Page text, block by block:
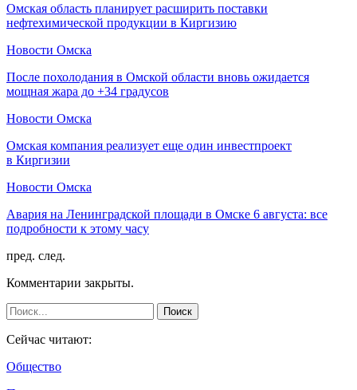
Омская область планирует расширить поставки
нефтехимической продукции в Киргизию
Новости Омска
После похолодания в Омской области вновь ожидается
мощная жара до +34 градусов
Новости Омска
Омская компания реализует еще один инвестпроект
в Киргизии
Новости Омска
Авария на Ленинградской площади в Омске 6 августа: все
подробности к этому часу
пред. след.
Комментарии закрыты.
Сейчас читают:
Общество